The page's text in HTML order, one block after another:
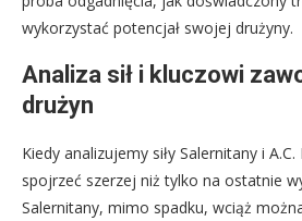
wykorzystać potencjał swojej drużyny.
Analiza sił i kluczowi
drużyn
Kiedy analizujemy siły Salernitany i
spojrzeć szerzej niż tylko na ostatnie
Salernitany, mimo spadku, wciąż